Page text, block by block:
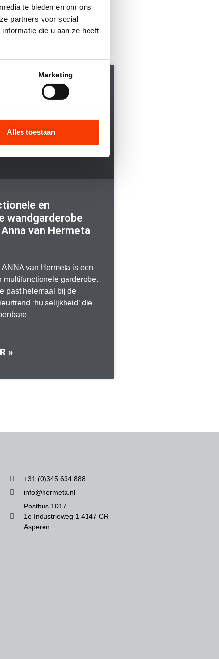
te bieden en om ons
partners voor social
die u aan ze heeft
Marketing
Alles toestaan
BOUW- EN MEUBELBESLAG
en
wandgarderobe
van Hermeta
van Hermeta is een
multifunctionele garderobe.
past helemaal bij de
‘huiselijkheid’ die
»
+31 (0)345 634 888
info@hermeta.nl
Postbus 1017
1e Industrieweg 1 4147 CR
Asperen